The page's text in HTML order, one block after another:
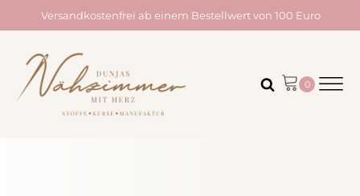
Versandkostenfrei ab einem Bestellwert von 100 Euro